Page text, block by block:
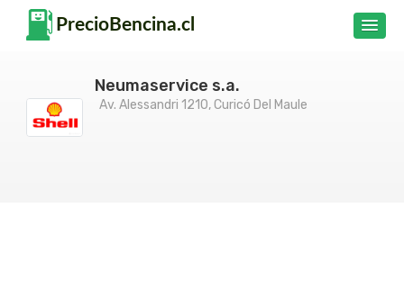
Neumaservice s.a.
Av. Alessandri 1210, Curicó Del Maule